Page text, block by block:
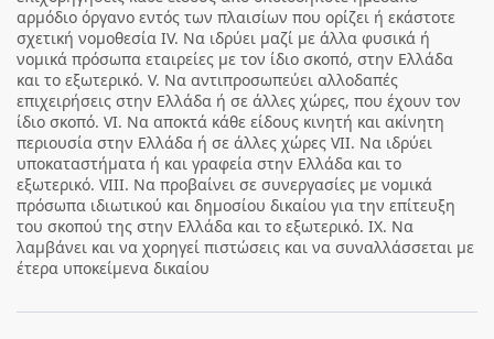
αρμόδιο όργανο εντός των πλαισίων που ορίζει ή εκάστοτε
σχετική νομοθεσία IV. Να ιδρύει μαζί με άλλα φυσικά ή
νομικά πρόσωπα εταιρείες με τον ίδιο σκοπό, στην Ελλάδα
και το εξωτερικό. V. Να αντιπροσωπεύει αλλοδαπές
επιχειρήσεις στην Ελλάδα ή σε άλλες χώρες, που έχουν τον
ίδιο σκοπό. VI. Να αποκτά κάθε είδους κινητή και ακίνητη
περιουσία στην Ελλάδα ή σε άλλες χώρες VII. Να ιδρύει
υποκαταστήματα ή και γραφεία στην Ελλάδα και το
εξωτερικό. VIII. Να προβαίνει σε συνεργασίες με νομικά
πρόσωπα ιδιωτικού και δημοσίου δικαίου για την επίτευξη
του σκοπού της στην Ελλάδα και το εξωτερικό. IX. Να
λαμβάνει και να χορηγεί πιστώσεις και να συναλλάσσεται με
έτερα υποκείμενα δικαίου